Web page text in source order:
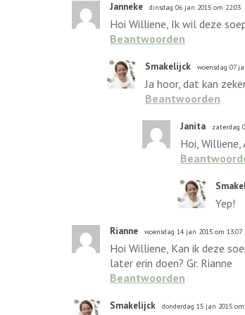
Janneke dinsdag 06 jan 2015 om 22:03
Hoi Williene, Ik wil deze
Beantwoorden
Smakelijck woensdag 07
Ja hoor, dat kan
Beantwoorden
Janita zaterdag
Hoi,
Yep!
Rianne woensdag 14 jan 2015 om 13:07
Hoi Williene, Kan ik deze
later erin doen? Gr. Rianne
Beantwoorden
Smakelijck donderdag 15 jan 2015 om